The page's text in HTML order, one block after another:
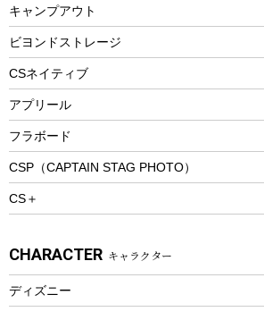
スノーシュー
防寒ウェア
トレッキング
トレッキングアクセサリー
プレイグッズ
ウェルネス
ウェア、タオル
ウェア
キャンプアウト
ビヨンドストレージ
CSネイティブ
アプリール
フラボード
CSP（CAPTAIN STAG PHOTO）
CS＋
CHARACTER キャラクター
ディズニー